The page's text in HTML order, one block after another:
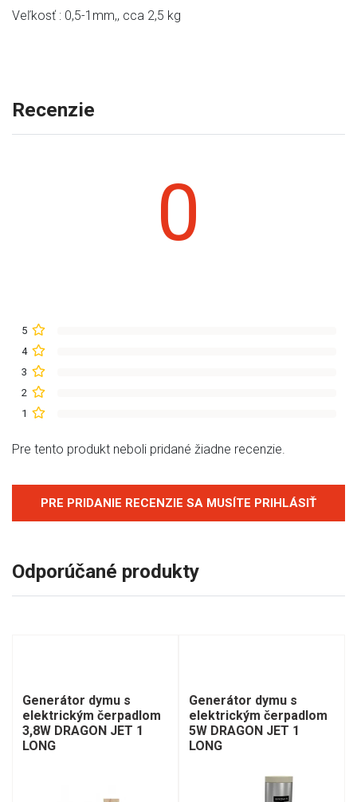
Veľkosť : 0,5-1mm,, cca 2,5 kg
Recenzie
0
5
4
3
2
1
Pre tento produkt neboli pridané žiadne recenzie.
PRE PRIDANIE RECENZIE SA MUSÍTE PRIHLÁSIŤ
Odporúčané produkty
Generátor dymu s
elektrickým čerpadlom
3,8W DRAGON JET 1
LONG
Generátor dymu s
elektrickým čerpadlom
5W DRAGON JET 1
LONG